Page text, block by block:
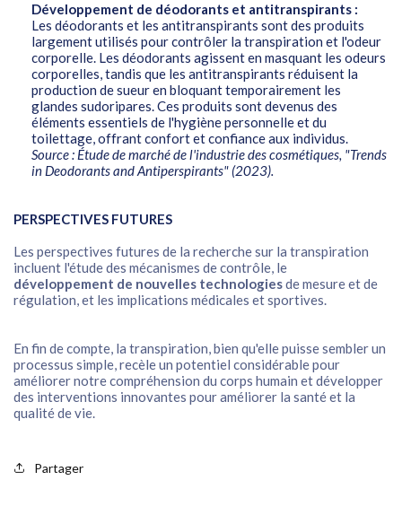
Développement de déodorants et antitranspirants :
Les déodorants et les antitranspirants sont des produits
largement utilisés pour contrôler la transpiration et l'odeur
corporelle. Les déodorants agissent en masquant les odeurs
corporelles, tandis que les antitranspirants réduisent la
production de sueur en bloquant temporairement les
glandes sudoripares. Ces produits sont devenus des
éléments essentiels de l'hygiène personnelle et du
toilettage, offrant confort et confiance aux individus.
Source : Étude de marché de l'industrie des cosmétiques, "Trends
in Deodorants and Antiperspirants" (2023).
PERSPECTIVES FUTURES
Les perspectives futures de la recherche sur la transpiration
incluent l'étude des mécanismes de contrôle, le
développement de nouvelles technologiesde mesure et de
régulation, et les implications médicales et sportives.
En fin de compte, la transpiration, bien qu'elle puisse sembler un
processus simple, recèle un potentiel considérable pour
améliorer notre compréhension du corps humain et développer
des interventions innovantes pour améliorer la santé et la
qualité de vie.
Partager